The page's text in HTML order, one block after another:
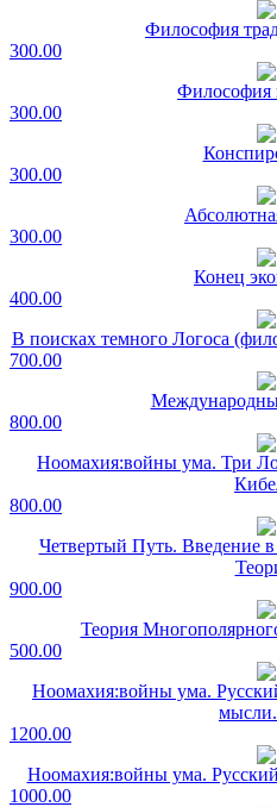
Философия
300.00
Философия
300.00
300.00
300.00
Конец
400.00
В поисках темного Логоса
700.00
800.00
Ноомахия:войны ума. Три
800.00
Четвертый Путь. Введение
900.00
Теория
500.00
Ноомахия:войны ума.
1200.00
Ноомахия:войны ума.
1000.00